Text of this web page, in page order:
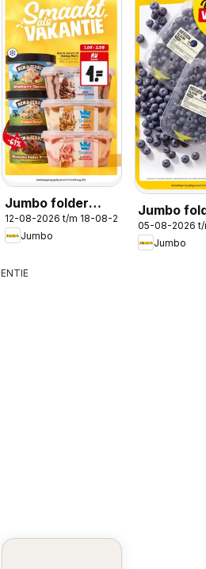
Jumbo folder
week 33
12-08-2026 t/m 18-08-2026
Jumbo
Jumbo
week 32
05-08-2026 t/
Jumbo